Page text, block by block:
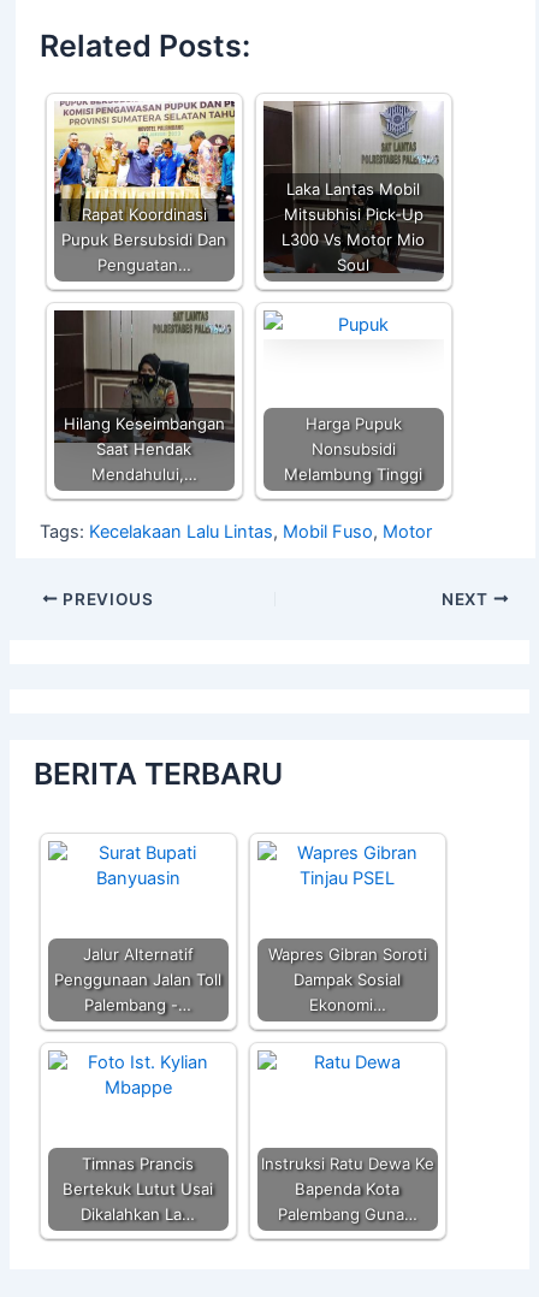
at
s
A
p
p
c
e
b
o
o
k
itt
er
ai
l
Li
n
k
Related Posts:
Rapat Koordinasi
Pupuk Bersubsidi Dan
Penguatan…
Laka Lantas Mobil
Mitsubhisi Pick-Up
L300 Vs Motor Mio
Soul
Hilang Keseimbangan
Saat Hendak
Mendahului,…
Harga Pupuk
Nonsubsidi
Melambung Tinggi
Tags: Kecelakaan Lalu Lintas, Mobil Fuso, Motor
PREVIOUS NEXT
BERITA TERBARU
Jalur Alternatif
Penggunaan Jalan Toll
Palembang -…
Wapres Gibran Soroti
Dampak Sosial
Ekonomi…
Timnas Prancis
Bertekuk Lutut Usai
Dikalahkan La…
Instruksi Ratu Dewa Ke
Bapenda Kota
Palembang Guna…